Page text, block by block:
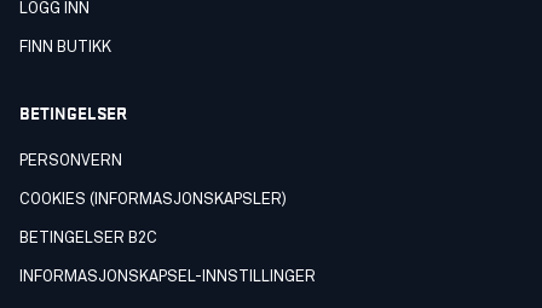
LOGG INN
FINN BUTIKK
BETINGELSER
PERSONVERN
COOKIES (INFORMASJONSKAPSLER)
BETINGELSER B2C
INFORMASJONSKAPSEL-INNSTILLINGER